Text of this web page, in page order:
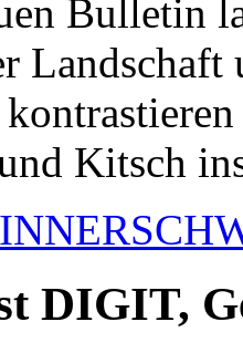
Bulletin
Kitsch
DIGIT,